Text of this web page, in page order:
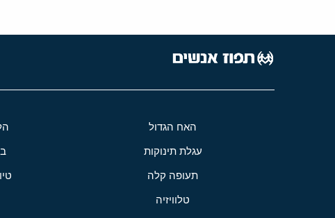
האח הגדול
עגלת תינוקות
תעופה קלה
טלוויזיה